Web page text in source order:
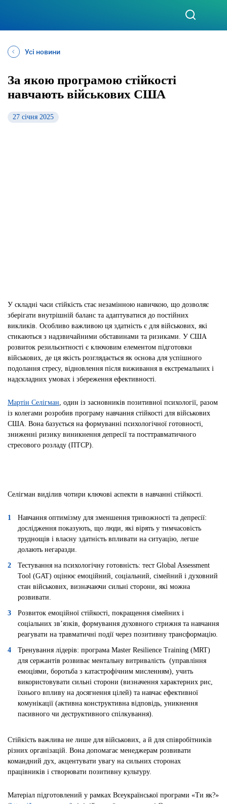
Усі новини
За якою програмою стійкості
навчають військових США
27 січня 2025
У складні часи стійкість стає незамінною навичкою, що дозволяє
зберігати внутрішній баланс та адаптуватися до постійних
викликів. Особливо важливою ця здатність є для військових, які
стикаються з надзвичайними обставинами та ризиками. У США
розвиток резильєнтності є ключовим елементом підготовки
військових, де ця якість розглядається як основа для успішного
подолання стресу, відновлення після виживання в екстремальних і
надскладних умовах і збереження ефективності.
Мартін Селігман, один із засновників позитивної психології, разом
із колегами розробив програму навчання стійкості для військових
США. Вона базується на формуванні психологічної готовності,
зниженні ризику виникнення депресії та посттравматичного
стресового розладу (ПТСР).
Селігман виділив чотири ключові аспекти в навчанні стійкості.
Навчання оптимізму для зменшення тривожності та депресії:
дослідження показують, що люди, які вірять у тимчасовість
труднощів і власну здатність впливати на ситуацію, легше
долають негаразди.
Тестування на психологічну готовність: тест Global Assessment
Tool (GAT) оцінює емоційний, соціальний, сімейний і духовний
стан військових, визначаючи сильні сторони, які можна
розвивати.
Розвиток емоційної стійкості, покращення сімейних і
соціальних зв’язків, формування духовного стрижня та навчання
реагувати на травматичні події через позитивну трансформацію.
Тренування лідерів: програма Master Resilience Training (MRT)
для сержантів розвиває ментальну витривалість (управління
емоціями, боротьба з катастрофічним мисленням), учить
використовувати сильні сторони (визначення характерних рис,
їхнього впливу на досягнення цілей) та навчає ефективної
комунікації (активна конструктивна відповідь, уникнення
пасивного чи деструктивного спілкування).
Стійкість важлива не лише для військових, а й для співробітників
різних організацій. Вона допомагає менеджерам розвивати
командний дух, акцентувати увагу на сильних сторонах
працівників і створювати позитивну культуру.
Матеріал підготовлений у рамках Всеукраїнської програми «Ти як?»